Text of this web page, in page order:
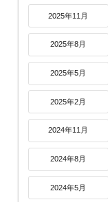
2025年11月
2025年8月
2025年5月
2025年2月
2024年11月
2024年8月
2024年5月